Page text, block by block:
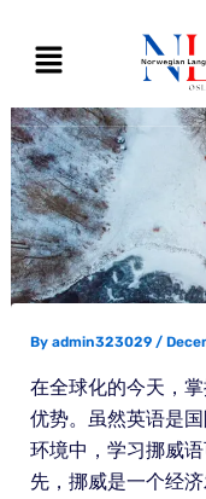
content
Menu
By admin323029 /
在全球化的今天，
优势。虽然英语是
环境中，学习挪威
先，挪威是一个经